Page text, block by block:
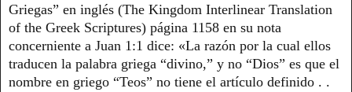
Griegas” en inglés (The Kingdom Interlinear Translation
of the Greek Scriptures) página 1158 en su nota
concerniente a Juan 1:1 dice: «La razón por la cual ellos
traducen la palabra griega “divino,” y no “Dios” es que el
nombre en griego “Teos” no tiene el artículo definido . .